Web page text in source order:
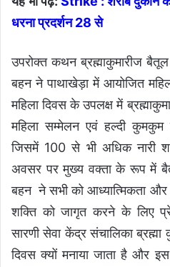
धरना प्रदर्शन 28 से
उपरोक्त कथन ब्रह्माकुमारीज
बहन ने पाथाखेड़ा में आयोजित
महिला दिवस के उपलक्ष में
महिला सम्मेलन एवं हल्दी कुमकुम
जिसमें 100 से भी अधिक नारी
अवसर पर मुख्य वक्ता के रूप में
बहन ने सभी को आध्यात्मिकता और
शक्ति को जागृत करने के लिए
सारणी सेवा केंद्र संचालिका ब्रह्मा
दिवस क्यों मनाया जाता है और